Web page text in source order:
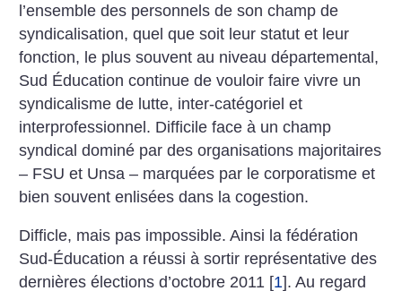
l’ensemble des personnels de son champ de
syndicalisation, quel que soit leur statut et leur
fonction, le plus souvent au niveau départemental,
Sud Éducation continue de vouloir faire vivre un
syndicalisme de lutte, inter-catégoriel et
interprofessionnel. Difficile face à un champ
syndical dominé par des organisations majoritaires
– FSU et Unsa – marquées par le corporatisme et
bien souvent enlisées dans la cogestion.
Difficle, mais pas impossible. Ainsi la fédération
Sud-Éducation a réussi à sortir représentative des
dernières élections d’octobre 2011 [1]. Au regard